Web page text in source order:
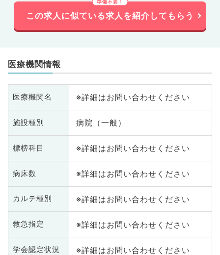
この求人に似ている求人を紹介してもらう
医療機関情報
医療機関名 ※詳細はお問い合わせください
施設種別 病院（一般）
標榜科目 ※詳細はお問い合わせください
病床数 ※詳細はお問い合わせください
カルテ種別 ※詳細はお問い合わせください
救急指定 ※詳細はお問い合わせください
学会認定状況 ※詳細はお問い合わせください